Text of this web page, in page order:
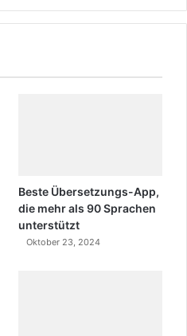
Beste Übersetzungs-App,
die mehr als 90 Sprachen
unterstützt
Oktober 23, 2024